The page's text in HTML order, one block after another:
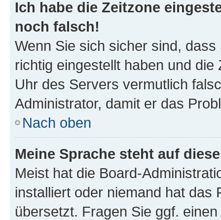
Ich habe die Zeitzone
noch falsch!
Wenn Sie sich sicher sind,
richtig eingestellt haben und
Uhr des Servers vermutlich
Administrator, damit er das
Nach oben
Meine Sprache steht auf
Meist hat die Board-
installiert oder niemand hat das
übersetzt. Fragen Sie ggf.